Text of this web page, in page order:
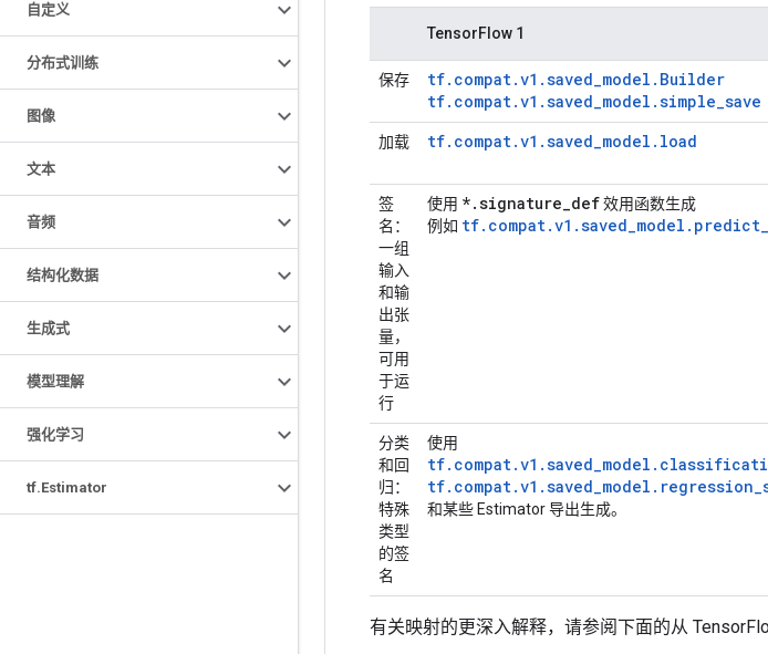
自定义
分布式训练
图像
文本
音频
结构化数据
生成式
模型理解
强化学习
tf.Estimator
TensorFlow 1
保存
tf.compat.v1.saved_model.Builder
tf.compat.v1.saved_model.simple_save
加载 tf.compat.v1.saved_model.load
签
名 ：
一组
输入
和输
出张
量，
可用
于运
行
使用 *.signature_def效用函数生成
例如
分类
和回
归 ：
特殊
类型
的签
名
使用
和某些 Estimator 导出生成。
有关映射的更深入解释，请参阅下面的从